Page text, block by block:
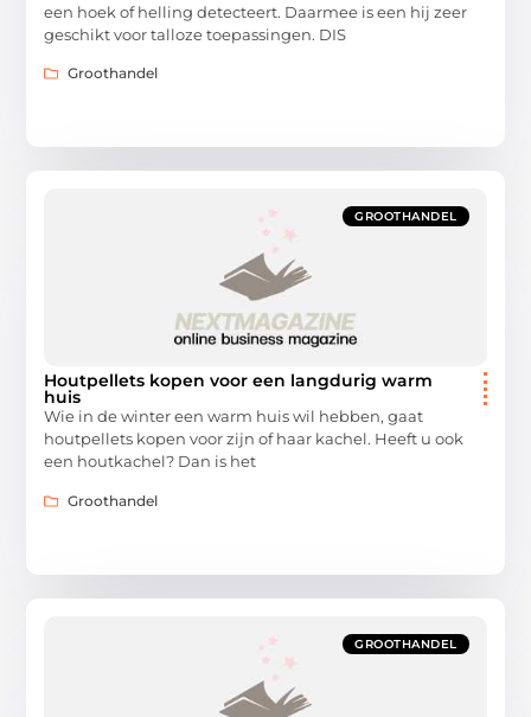
een hoek of helling detecteert. Daarmee is een hij zeer
geschikt voor talloze toepassingen. DIS
Groothandel
GROOTHANDEL
Houtpellets kopen voor een langdurig warm
huis
Wie in de winter een warm huis wil hebben, gaat
houtpellets kopen voor zijn of haar kachel. Heeft u ook
een houtkachel? Dan is het
Groothandel
GROOTHANDEL